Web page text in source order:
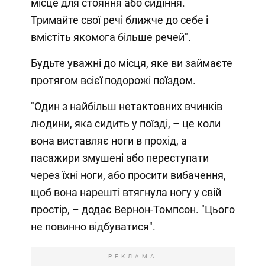
Тримайте свої речі ближче до себе і
вмістіть якомога більше речей".
Будьте уважні до місця, яке ви займаєте
протягом всієї подорожі поїздом.
"Один з найбільш нетактовних вчинків
людини, яка сидить у поїзді, – це коли
вона виставляє ноги в прохід, а
пасажири змушені або переступати
через їхні ноги, або просити вибачення,
щоб вона нарешті втягнула ногу у свій
простір, – додає Вернон-Томпсон. "Цього
не повинно відбуватися".
РЕКЛАМА